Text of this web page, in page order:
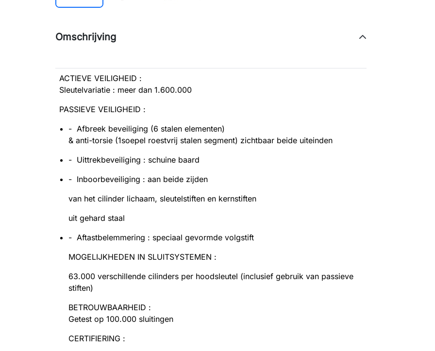
Omschrijving
ACTIEVE VEILIGHEID :
Sleutelvariatie : meer dan 1.600.000
PASSIEVE VEILIGHEID :
- Afbreek beveiliging (6 stalen elementen)
& anti-torsie (1soepel roestvrij stalen segment) zichtbaar beide uiteinden
- Uittrekbeveiliging : schuine baard
- Inboorbeveiliging : aan beide zijden
van het cilinder lichaam, sleutelstiften en kernstiften
uit gehard staal
- Aftastbelemmering : speciaal gevormde volgstift
MOGELIJKHEDEN IN SLUITSYSTEMEN :
63.000 verschillende cilinders per hoodsleutel (inclusief gebruik van passieve
stiften)
BETROUWBAARHEID :
Getest op 100.000 sluitingen
CERTIFIERING :